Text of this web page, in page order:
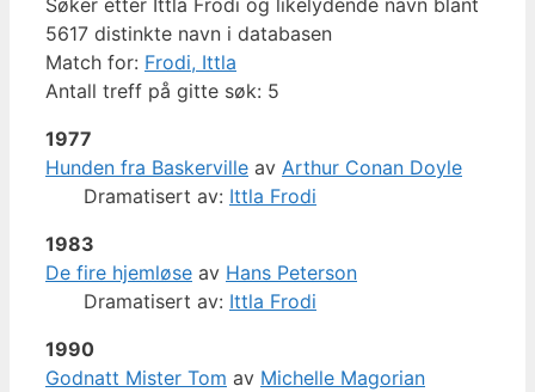
5617 distinkte navn i databasen
Match for: Frodi, Ittla
Antall treff på gitte søk: 5
1977
Hunden fra Baskerville av Arthur Conan Doyle
Dramatisert av: Ittla Frodi
1983
De fire hjemløse av Hans Peterson
Dramatisert av: Ittla Frodi
1990
Godnatt Mister Tom av Michelle Magorian